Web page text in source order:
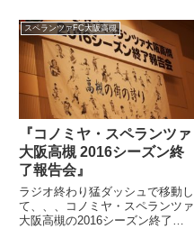
スペランツァFC大阪高槻
『コノミヤ・スペランツァ
大阪高槻 2016シーズン終
了報告会』
ラジオ終わり猛ダッシュで移動し
て、、、コノミヤ・スペランツァ
大阪高槻の2016シーズン終了報